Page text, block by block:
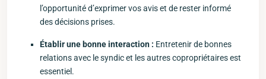
l’opportunité d’exprimer vos avis et de ⁤rester informé
des décisions prises.
Établir une ‍bonne interaction : Entretenir de bonnes
relations avec le syndic et les autres‍ copropriétaires ​est⁢
essentiel.